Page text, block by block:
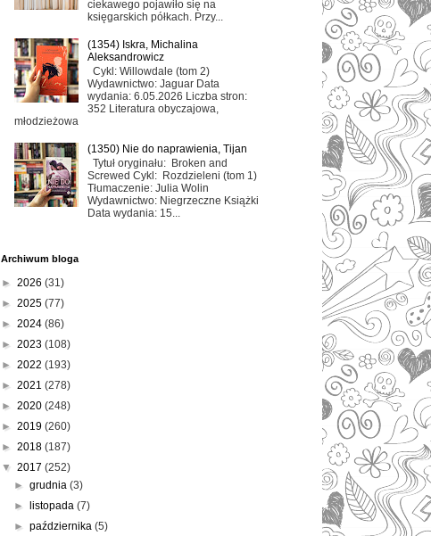
ciekawego pojawiło się na
księgarskich półkach. Przy...
(1354) Iskra, Michalina
Aleksandrowicz
Cykl: Willowdale (tom 2)
Wydawnictwo: Jaguar Data
wydania: 6.05.2026 Liczba stron:
352 Literatura obyczajowa,
młodzieżowa
(1350) Nie do naprawienia, Tijan
Tytuł oryginału: Broken and
Screwed Cykl: Rozdzieleni (tom 1)
Tłumaczenie: Julia Wolin
Wydawnictwo: Niegrzeczne Książki
Data wydania: 15...
Archiwum bloga
► 2026 (31)
► 2025 (77)
► 2024 (86)
► 2023 (108)
► 2022 (193)
► 2021 (278)
► 2020 (248)
► 2019 (260)
► 2018 (187)
▼ 2017 (252)
►grudnia(3)
►
listopada(7)
►października(5)